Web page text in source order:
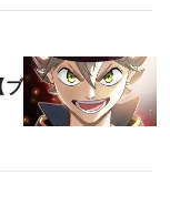
ブ